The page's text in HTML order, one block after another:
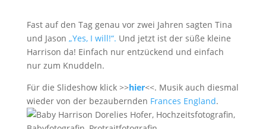
Fast auf den Tag genau vor zwei Jahren sagten Tina
und Jason „Yes, I will!“. Und jetzt ist der süße kleine
Harrison da! Einfach nur entzückend und einfach
nur zum Knuddeln.
Für die Slideshow klick >>hier<<. Musik auch diesmal
wieder von der bezaubernden Frances England.